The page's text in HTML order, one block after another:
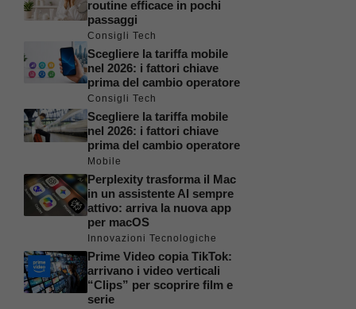
routine efficace in pochi
passaggi
Consigli Tech
Scegliere la tariffa mobile
nel 2026: i fattori chiave
prima del cambio operatore
Consigli Tech
Scegliere la tariffa mobile
nel 2026: i fattori chiave
prima del cambio operatore
Mobile
Perplexity trasforma il Mac
in un assistente AI sempre
attivo: arriva la nuova app
per macOS
Innovazioni Tecnologiche
Prime Video copia TikTok:
arrivano i video verticali
“Clips” per scoprire film e
serie